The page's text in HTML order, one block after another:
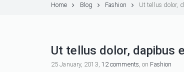
Home Blog Fashion Ut tellus dolor,
Ut tellus dolor, dapibus
25 January, 2013, 12 comments, on Fashion